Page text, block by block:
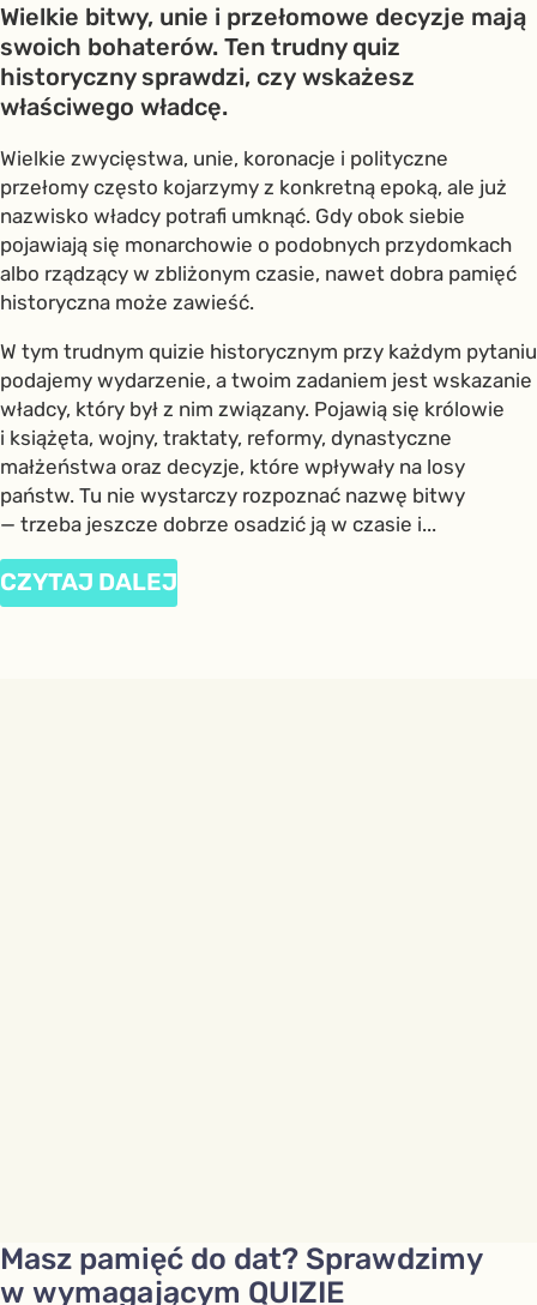
Wielkie bitwy, unie i przełomowe decyzje mają
swoich bohaterów. Ten trudny quiz
historyczny sprawdzi, czy wskażesz
właściwego władcę.
Wielkie zwycięstwa, unie, koronacje i polityczne
przełomy często kojarzymy z konkretną epoką, ale już
nazwisko władcy potrafi umknąć. Gdy obok siebie
pojawiają się monarchowie o podobnych przydomkach
albo rządzący w zbliżonym czasie, nawet dobra pamięć
historyczna może zawieść.
W tym trudnym quizie historycznym przy każdym pytaniu
podajemy wydarzenie, a twoim zadaniem jest wskazanie
władcy, który był z nim związany. Pojawią się królowie
i książęta, wojny, traktaty, reformy, dynastyczne
małżeństwa oraz decyzje, które wpływały na losy
państw. Tu nie wystarczy rozpoznać nazwę bitwy
— trzeba jeszcze dobrze osadzić ją w czasie i...
CZYTAJ DALEJ
Masz pamięć do dat? Sprawdzimy
w wymagającym QUIZIE